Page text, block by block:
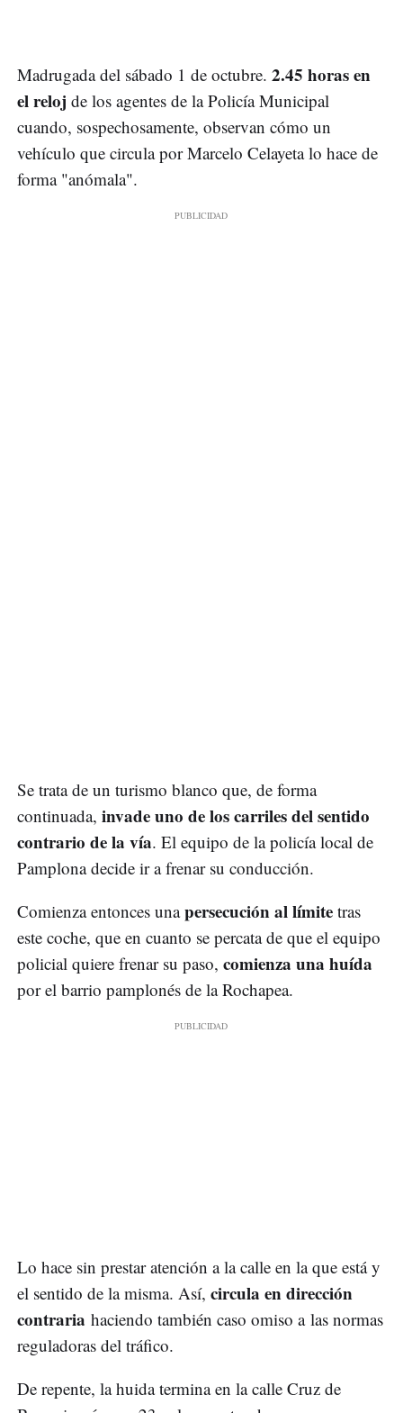
Madrugada del sábado 1 de octubre. 2.45 horas en
el reloj de los agentes de la Policía Municipal
cuando, sospechosamente, observan cómo un
vehículo que circula por Marcelo Celayeta lo hace de
forma "anómala".
Se trata de un turismo blanco que, de forma
continuada, invade uno de los carriles del sentido
contrario de la vía. El equipo de la policía local de
Pamplona decide ir a frenar su conducción.
Comienza entonces unapersecución al límite tras
este coche, que en cuanto se percata de que el equipo
policial quiere frenar su paso, comienza una huída
por el barrio pamplonés de la Rochapea.
Lo hace sin prestar atención a la calle en la que está y
el sentido de la misma. Así, circula en dirección
contraria haciendo también caso omiso a las normas
reguladoras del tráfico.
De repente, la huida termina en la calle Cruz de